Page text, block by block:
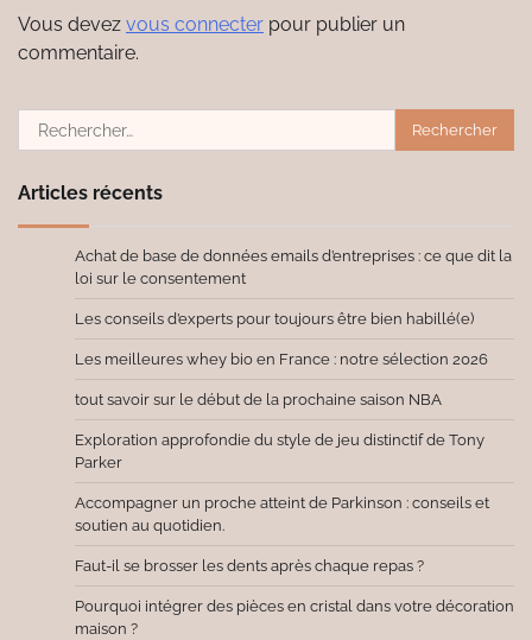
Vous devez vous connecter pour publier un
commentaire.
Rechercher :
Articles récents
Achat de base de données emails d’entreprises : ce que dit la
loi sur le consentement
Les conseils d’experts pour toujours être bien habillé(e)
Les meilleures whey bio en France : notre sélection 2026
tout savoir sur le début de la prochaine saison NBA
Exploration approfondie du style de jeu distinctif de Tony
Parker
Accompagner un proche atteint de Parkinson : conseils et
soutien au quotidien.
Faut-il se brosser les dents après chaque repas ?
Pourquoi intégrer des pièces en cristal dans votre décoration
maison ?